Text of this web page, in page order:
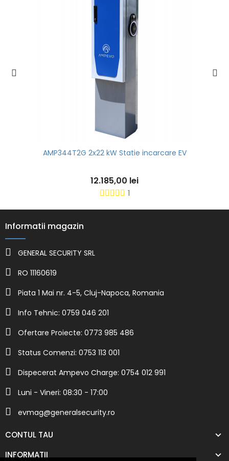
AMP344T2G 2x22 kW Statie incarcare EV
12.185,00 lei
1
Informatii magazin
GENERAL SECURITY SRL
RO 11160619
Piata 1 Mai nr. 4-5, Cluj-Napoca, Romania
Info Tehnic: 0759 046 201
Ofertare Proiecte: 0773 985 486
Status Comenzi: 0753 113 001
Dispecerat Ampevo Charge: 0754 012 991
Luni - Vineri: 08:30 - 17:00
evmag@generalsecurity.ro
CONTUL TAU
INFORMATII